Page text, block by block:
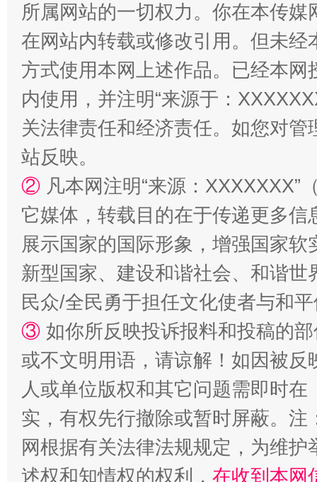
国家大学科技园优化重塑工作
扯下公款旅游的“隐身衣” 如何以
所属网站的一切权力。你在本传
在网站内转载或修改引用。但未
方式使用本网上述作品。已经本
内使用，并注明“来源于：
关法律责任和经济责任。如您对
站反映。
② 凡本网注明“来源：
它媒体，转载目的在于传递更多
展示国家的国际形象，增强国家
新型国家、建设和谐社会、和谐
民众/全民勇于担任文化使者与和
③ 如你所反映投诉报料和投稿的
或不文明用语，请谅解！如因被
人或单位版权和其它问题需即时在
实，有权先行撤除或暂时屏蔽。
网根据有关法律法规规定，为维
述权和知情权的权利， 在收到本网